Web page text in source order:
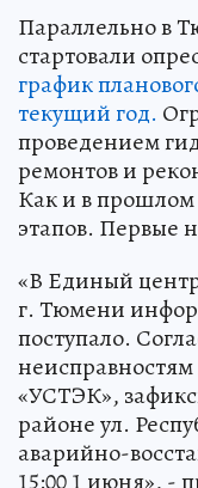
Параллельно в
стартовали
график
текущий год.
проведением
ремонтов и
Как и в прошлом
этапов. Первые
«В Единый
г. Тюмени
поступало.
«УСТЭК»,
районе ул.
аварийно-
15:00 1 июня», -